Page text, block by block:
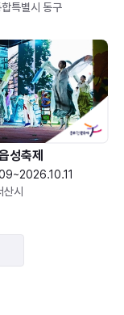
특별시 동구
성축제
산시